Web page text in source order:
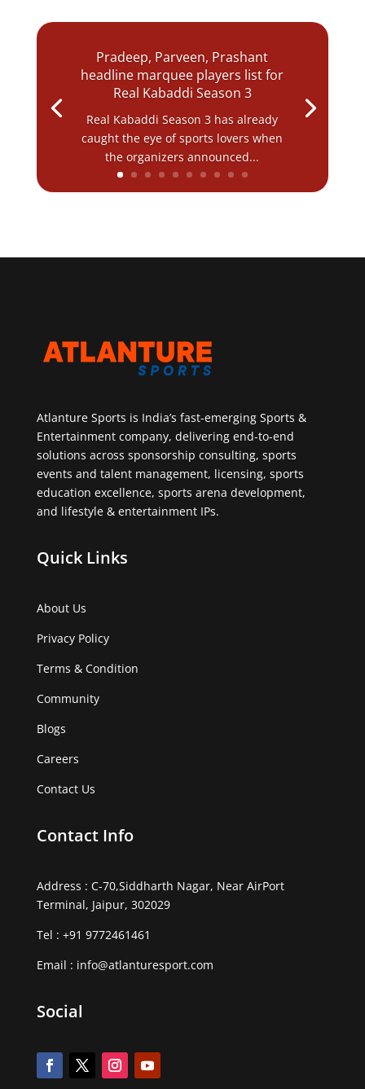
Pradeep, Parveen, Prashant
headline marquee players list for
Real Kabaddi Season 3
Real Kabaddi Season 3 has already
caught the eye of sports lovers when
the organizers announced...
Atlanture Sports is India’s fast-emerging Sports &
Entertainment company, delivering end-to-end
solutions across sponsorship consulting, sports
events and talent management, licensing, sports
education excellence, sports arena development,
and lifestyle & entertainment IPs.
Quick Links
About Us
Privacy Policy
Terms & Condition
Community
Blogs
Careers
Contact Us
Contact Info
Address : C-70,Siddharth Nagar, Near AirPort
Terminal, Jaipur, 302029
Tel : +91 9772461461
Email : info@atlanturesport.com
Social